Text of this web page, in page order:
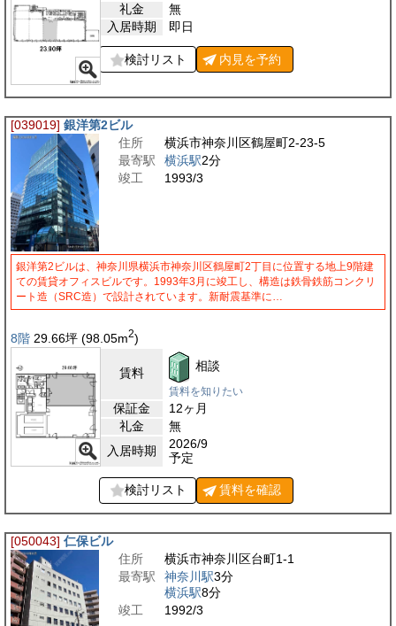
礼金
無
入居時期
即日
検討リスト 内見を予約
[039019] 銀洋第2ビル
住所
横浜市神奈川区鶴屋町2-23-5
最寄駅
横浜駅2分
竣工
1993/3
銀洋第2ビルは、神奈川県横浜市神奈川区鶴屋町2丁目に位置する地上9階建
ての賃貸オフィスビルです。1993年3月に竣工し、構造は鉄骨鉄筋コンクリ
ート造（SRC造）で設計されています。新耐震基準に…
8階 29.66坪 (98.05m2)
賃料 相談
賃料を知りたい
保証金
12ヶ月
礼金
無
入居時期
2026/9
予定
検討リスト 賃料を確認
[050043] 仁保ビル
住所
横浜市神奈川区台町1-1
最寄駅
神奈川駅3分
横浜駅8分
竣工
1992/3